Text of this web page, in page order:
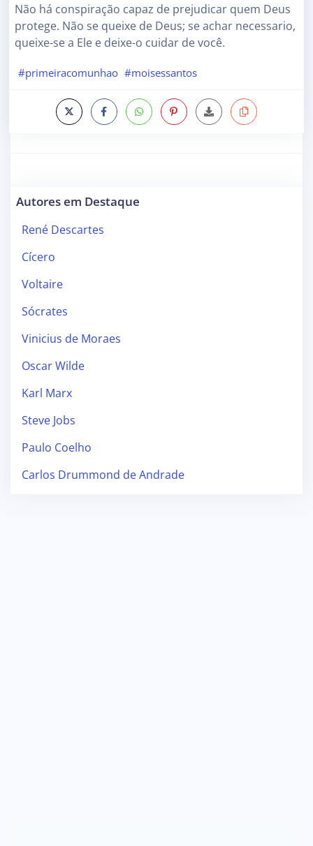
Não há conspiração capaz de prejudicar quem Deus
protege. Não se queixe de Deus; se achar necessario,
queixe-se a Ele e deixe-o cuidar de você.
#primeiracomunhao #moisessantos
Autores em Destaque
René Descartes
Cícero
Voltaire
Sócrates
Vinicius de Moraes
Oscar Wilde
Karl Marx
Steve Jobs
Paulo Coelho
Carlos Drummond de Andrade